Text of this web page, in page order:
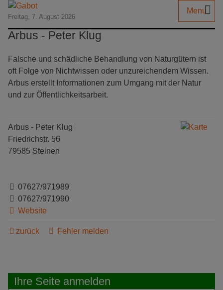
Freitag, 7. August 2026
Menu
Arbus - Peter Klug
Falsche und schädliche Behandlung von Naturgütern ist
oft Folge von Nichtwissen oder unzureichendem Wissen.
Arbus erstellt Informationen zum Umgang mit der Natur
und zur Öffentlichkeitsarbeit.
Arbus - Peter Klug
Friedrichstr. 56
79585 Steinen
07627/971989
07627/971990
Website
zurück Fehler melden
Ihre Seite anmelden